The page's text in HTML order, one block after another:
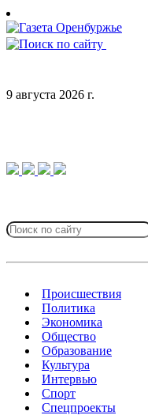
Skip
to
content
9 августа 2026 г.
for:
Происшествия
Политика
Экономика
Общество
Образование
Культура
Интервью
Спорт
Спецпроекты